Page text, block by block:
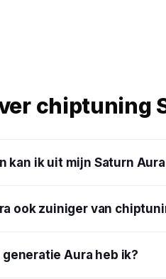
chiptuning
kan ik uit mijn Saturn
ook zuiniger van
generatie Aura heb ik?